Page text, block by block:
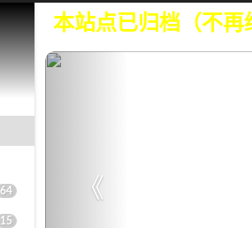
64
15
本站点已归档（不再维